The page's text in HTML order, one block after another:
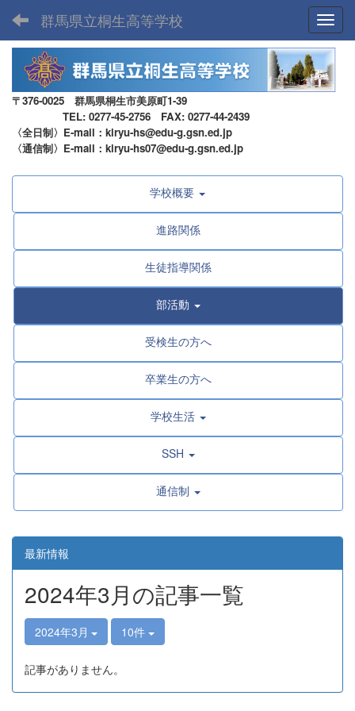
群馬県立桐生高等学校
〒376-0025 群馬県桐生市美原町1-39
TEL: 0277-45-2756 FAX: 0277-44-2439
〈全日制〉E-mail：kiryu-hs@edu-g.gsn.ed.jp
〈通信制〉E-mail：kiryu-hs07@edu-g.gsn.ed.jp
学校概要
進路関係
生徒指導関係
部活動
受検生の方へ
卒業生の方へ
学校生活
SSH
通信制
最新情報
2024年3月の記事一覧
2024年3月 10件
記事がありません。